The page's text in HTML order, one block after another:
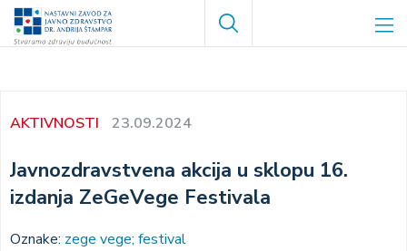
Skoči
Search
AKTIVNOSTI 23.09.2024
Javnozdravstvena akcija u sklopu 16.
izdanja ZeGeVege Festivala
Oznake: zege vege; festival